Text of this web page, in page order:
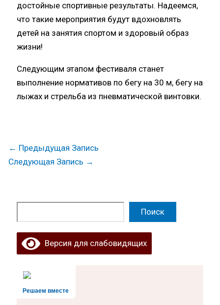
достойные спортивные результаты. Надеемся,
что такие мероприятия будут вдохновлять
детей на занятия спортом и здоровый образ
жизни!
Следующим этапом фестиваля станет
выполнение нормативов по бегу на 30 м, бегу на
лыжах и стрельба из пневматической винтовки.
← Предыдущая Запись
Следующая Запись →
Поиск
Версия для слабовидящих
Решаем вместе